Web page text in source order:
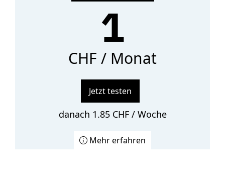
1
CHF / Monat
Jetzt testen
danach 1.85 CHF / Woche
Mehr erfahren